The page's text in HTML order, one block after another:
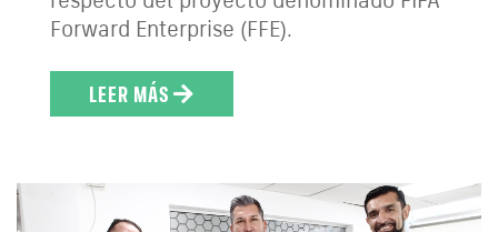
Forward Enterprise (FFE).
LEER MÁS